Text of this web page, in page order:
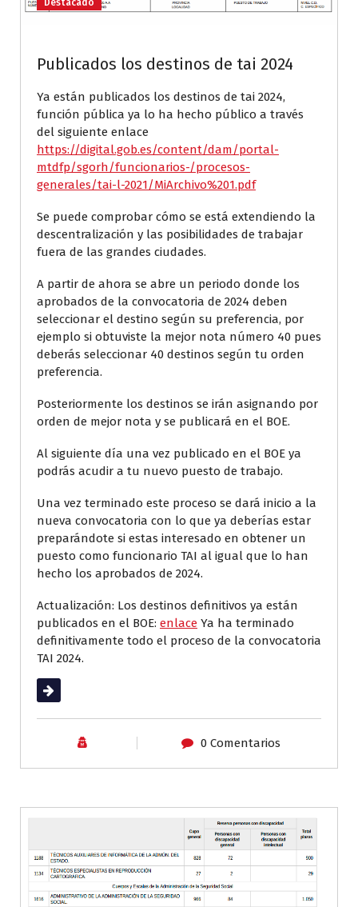
Destacado
Publicados los destinos de tai 2024
Ya están publicados los destinos de tai 2024,
función pública ya lo ha hecho público a través
del siguiente enlace
https://digital.gob.es/content/dam/portal-
mtdfp/sgorh/funcionarios-/procesos-
generales/tai-l-2021/MiArchivo%201.pdf
Se puede comprobar cómo se está extendiendo la
descentralización y las posibilidades de trabajar
fuera de las grandes ciudades.
A partir de ahora se abre un periodo donde los
aprobados de la convocatoria de 2024 deben
seleccionar el destino según su preferencia, por
ejemplo si obtuviste la mejor nota número 40 pues
deberás seleccionar 40 destinos según tu orden
preferencia.
Posteriormente los destinos se irán asignando por
orden de mejor nota y se publicará en el BOE.
Al siguiente día una vez publicado en el BOE ya
podrás acudir a tu nuevo puesto de trabajo.
Una vez terminado este proceso se dará inicio a la
nueva convocatoria con lo que ya deberías estar
preparándote si estas interesado en obtener un
puesto como funcionario TAI al igual que lo han
hecho los aprobados de 2024.
Actualización: Los destinos definitivos ya están
publicados en el BOE: enlace Ya ha terminado
definitivamente todo el proceso de la convocatoria
TAI 2024.
Leer más
0 Comentarios